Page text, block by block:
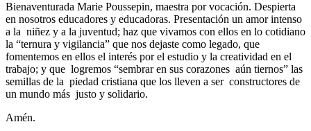
Bienaventurada Marie Poussepin, maestra por vocación. Despierta
en nosotros educadores y educadoras. Presentación un amor intenso
a la niñez y a la juventud; haz que vivamos con ellos en lo cotidiano
la “ternura y vigilancia” que nos dejaste como legado, que
fomentemos en ellos el interés por el estudio y la creatividad en el
trabajo; y que logremos “sembrar en sus corazones aún tiernos” las
semillas de la piedad cristiana que los lleven a ser constructores de
un mundo más justo y solidario.
Amén.